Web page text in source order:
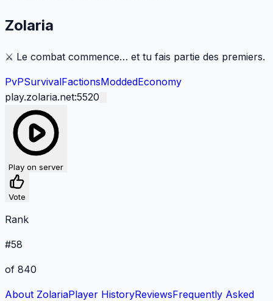
Zolaria
⚔️ Le combat commence… et tu fais partie des premiers.
PvPSurvivalFactionsModdedEconomy
play.zolaria.net:5520
Play on server
Vote
Rank
#58
of 840
About ZolariaPlayer HistoryReviewsFrequently Asked